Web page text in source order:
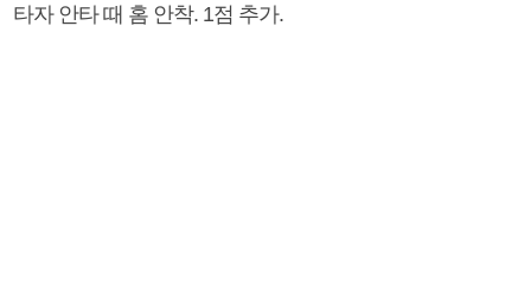
타자 안타 때 홈 안착. 1점 추가.